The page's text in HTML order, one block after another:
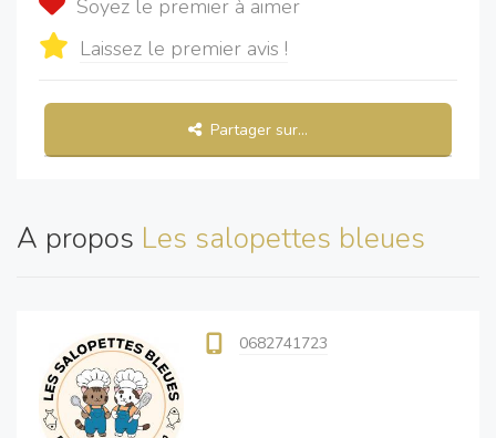
Soyez le premier à aimer
Laissez le premier avis !
Partager sur...
A propos Les salopettes bleues
0682741723